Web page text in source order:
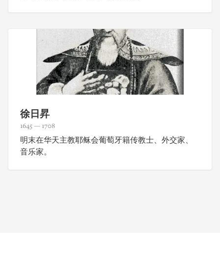
徐日昇
1645 — 1708
明末在华天主教耶稣会葡萄牙籍传教士、外交家、
音乐家。